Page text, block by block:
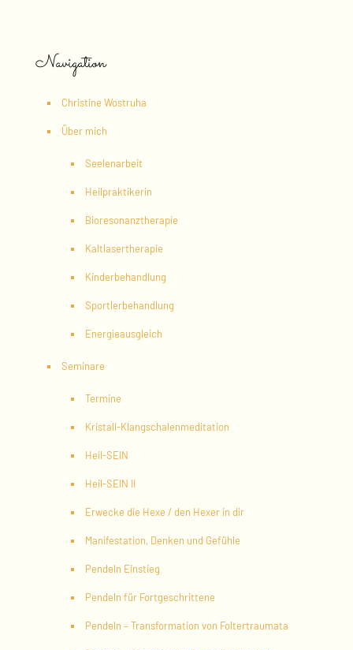
Navigation
Christine Wostruha
Über mich
Seelenarbeit
Heilpraktikerin
Bioresonanztherapie
Kaltlasertherapie
Kinderbehandlung
Sportlerbehandlung
Energieausgleich
Seminare
Termine
Kristall-Klangschalenmeditation
Heil-SEIN
Heil-SEIN II
Erwecke die Hexe / den Hexer in dir
Manifestation, Denken und Gefühle
Pendeln Einstieg
Pendeln für Fortgeschrittene
Pendeln – Transformation von Foltertraumata